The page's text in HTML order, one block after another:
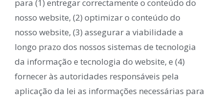
para (1) entregar correctamente o conteúdo do
nosso website, (2) optimizar o conteúdo do
nosso website, (3) assegurar a viabilidade a
longo prazo dos nossos sistemas de tecnologia
da informação e tecnologia do website, e (4)
fornecer às autoridades responsáveis pela
aplicação da lei as informações necessárias para